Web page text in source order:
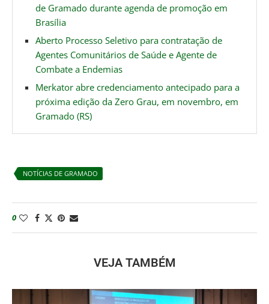
de Gramado durante agenda de promoção em
Brasília
Aberto Processo Seletivo para contratação de
Agentes Comunitários de Saúde e Agente de
Combate a Endemias
Merkator abre credenciamento antecipado para a
próxima edição da Zero Grau, em novembro, em
Gramado (RS)
NOTÍCIAS DE GRAMADO
0
VEJA TAMBÉM